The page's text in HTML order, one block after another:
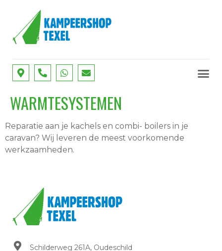
WARMTESYSTEMEN
Reparatie aan je kachels en combi- boilers in je
caravan? Wij leveren de meest voorkomende
werkzaamheden.
Schilderweg 261A, Oudeschild​